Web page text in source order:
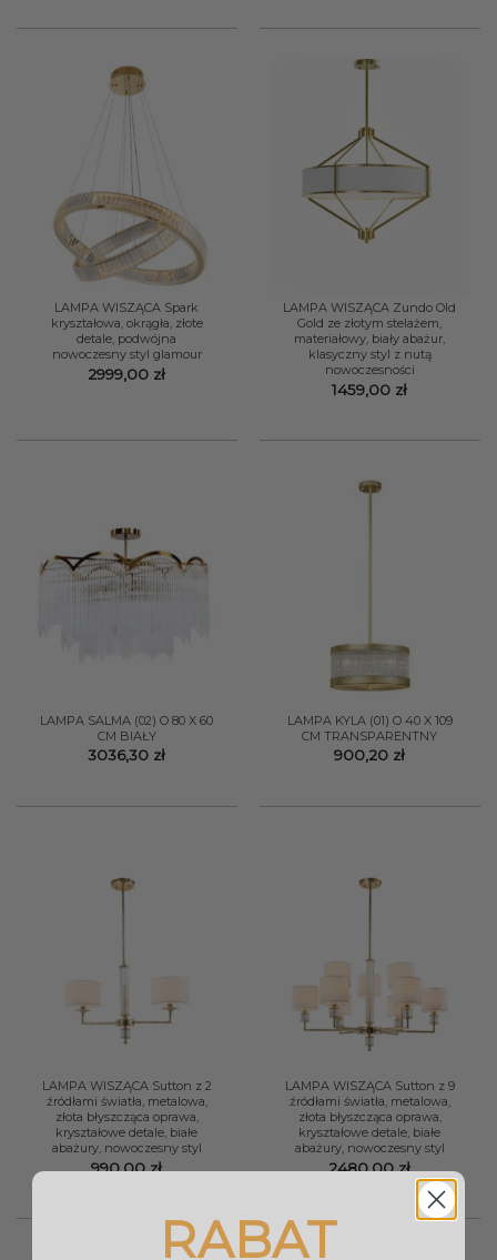
LAMPA WISZĄCA Spark
kryształowa, okrągła, złote
detale, podwójna
nowoczesny styl glamour
2999,00 zł
LAMPA WISZĄCA Zundo Old
Gold ze złotym stelażem,
materiałowy, biały abażur,
klasyczny styl z nutą
nowoczesności
1459,00 zł
LAMPA SALMA (02) O 80 X 60
CM BIAŁY
3036,30 zł
LAMPA KYLA (01) O 40 X 109
CM TRANSPARENTNY
900,20 zł
LAMPA WISZĄCA Sutton z 2
źródłami światła, metalowa,
złota błyszcząca oprawa,
kryształowe detale, białe
abażury, nowoczesny styl
990,00zł
LAMPA WISZĄCA Sutton z 9
źródłami światła, metalowa,
złota błyszcząca oprawa,
kryształowe detale, białe
abażury, nowoczesny styl
2480,00zł
RABAT